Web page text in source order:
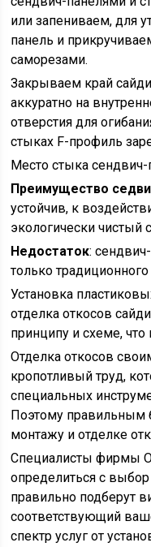
или запениваем, для
панель и
саморезами.
Закрываем край
аккуратно на
отверстия для
стыках F-профиль
Место стыка
Преимущество
устойчив, к
экологически чистый
Недостаток:
только
Установка
отделка откосов
принципу и схеме, что
Отделка откосов
кропотливый труд,
специальных
Поэтому правильным
монтажу и отделке
Специалисты фирмы
определиться с
правильно подберут
соответствующий
спектр услуг от